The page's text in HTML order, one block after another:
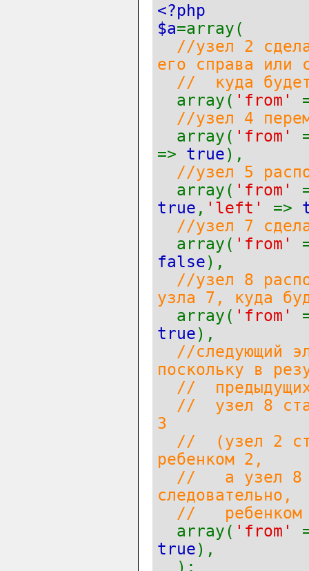
<?php
$a=array(
//узел 2
его справа или
// куда будет
array( 'from'
//узел 4
array( 'from'
=> true),
//узел 5
array( 'from'
true , 'left' =>
//узел 7
array( 'from'
false),
//узел 8
узла 7, куда
array( 'from'
true),
//следующий
поскольку в
// предыдущих
// узел 8 стал
3
// (узел 2
ребенком 2,
// а узел 8
следовательно,
// ребенком
array( 'from'
true),
);